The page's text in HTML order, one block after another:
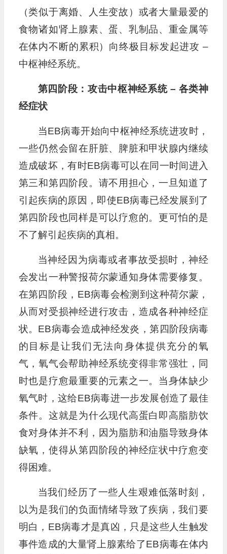
（类似于离婚、人生变故）或者大量最爱的
食物诸如肾上腺素、蛋、乳制品、重金属等
在体内不断的累积）向终极目标发起进攻 –
中枢神经系统。
第四阶段：攻击中枢神经系统 – 各类神
经症状
当EB病毒开始向中枢神经系统进攻时，
一些仍然会留在肝脏、脾脏和甲状腺内继续
造成破坏，有时EB病毒可以在同一时间进入
第三和第四阶段。请不用担心，一旦知道了
引起疾病的原因，即使EB病毒已经发展到了
第四阶段也同样是可以疗愈的。更可怕的是
不了解引起疾病的真相。
当神经因为病毒或者事故受损时，神经
会发出一种警报荷尔蒙通知身体需要修复。
在第四阶段，EB病毒会检测到这种荷尔蒙，
从而对受损神经进行攻击，造成各种神经症
状。EB病毒会造成神经发炎，第四阶段病毒
的目标是让我们无法向身体提供充分的氧
气，氧气会帮助神经系统变得非常强壮，同
时也是疗愈最重要的元素之一。当身体缺少
氧气时，这给EB病毒进一步发展创造了最佳
条件。这就是为什么现代高蛋白即高脂肪饮
食对身体并不利，因为脂肪和油脂导致身体
缺氧，使得从第四阶段的神经症状中疗愈变
得困难。
当我们经历了一些人生艰难低落时刻，
以为是我们的负面情绪导致了疾病，我们要
明白，EB病毒才是真凶，只是这些人生触发
事件造成的大量肾上腺素给了EB病毒在体内